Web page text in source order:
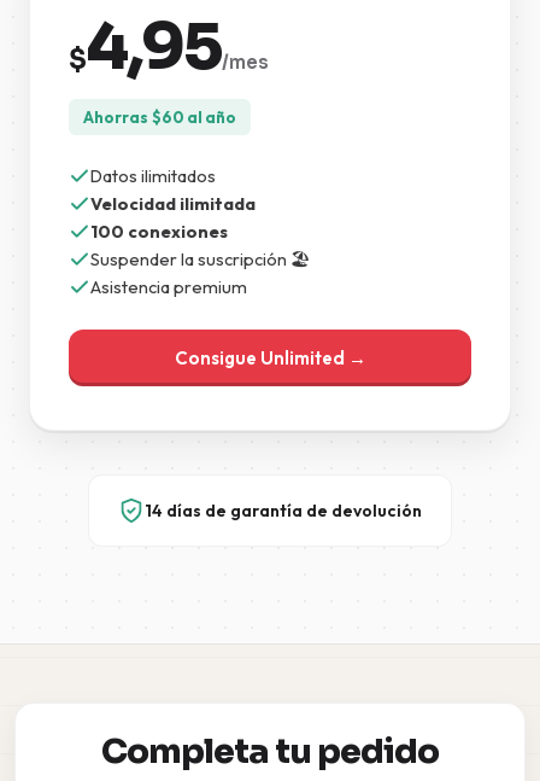
$4,95/mes
Ahorras $60 al año
Datos ilimitados
Velocidad ilimitada
100 conexiones
Suspender la suscripción 🏖️
Asistencia premium
Consigue Unlimited →
14 días de garantía de devolución
Completa tu pedido